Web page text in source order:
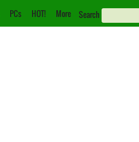
PCs HOT! More Search